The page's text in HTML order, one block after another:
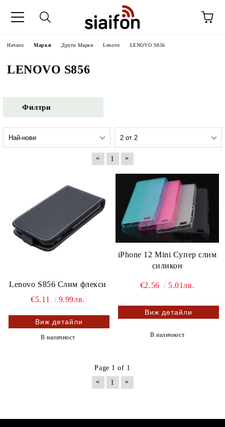
Начало Марки Други Марки Lenovo LENOVO S856
LENOVO S856
Филтри
« 1 »
Lenovo S856 Слим флекси
€5.11
9.99лв.
Виж детайли
В наличност
iPhone 12 Mini Супер слим
силикон
€2.56 5.01лв.
Виж детайли
В наличност
Page 1 of 1
«
1 »